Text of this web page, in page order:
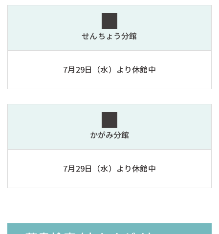
せんちょう分館
7月29日（水）より休館中
かがみ分館
7月29日（水）より休館中